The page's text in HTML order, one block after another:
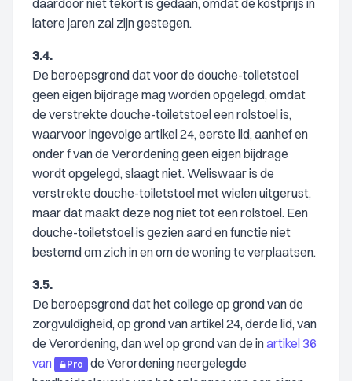
daardoor niet tekort is gedaan, omdat de kostprijs in
latere jaren zal zijn gestegen.
3.4.
De beroepsgrond dat voor de douche-toiletstoel
geen eigen bijdrage mag worden opgelegd, omdat
de verstrekte douche-toiletstoel een rolstoel is,
waarvoor ingevolge artikel 24, eerste lid, aanhef en
onder f van de Verordening geen eigen bijdrage
wordt opgelegd, slaagt niet. Weliswaar is de
verstrekte douche-toiletstoel met wielen uitgerust,
maar dat maakt deze nog niet tot een rolstoel. Een
douche-toiletstoel is gezien aard en functie niet
bestemd om zich in en om de woning te verplaatsen.
3.5.
De beroepsgrond dat het college op grond van de
zorgvuldigheid, op grond van artikel 24, derde lid, van
de Verordening, dan wel op grond van de inartikel 36
van
Pro
de Verordening neergelegde